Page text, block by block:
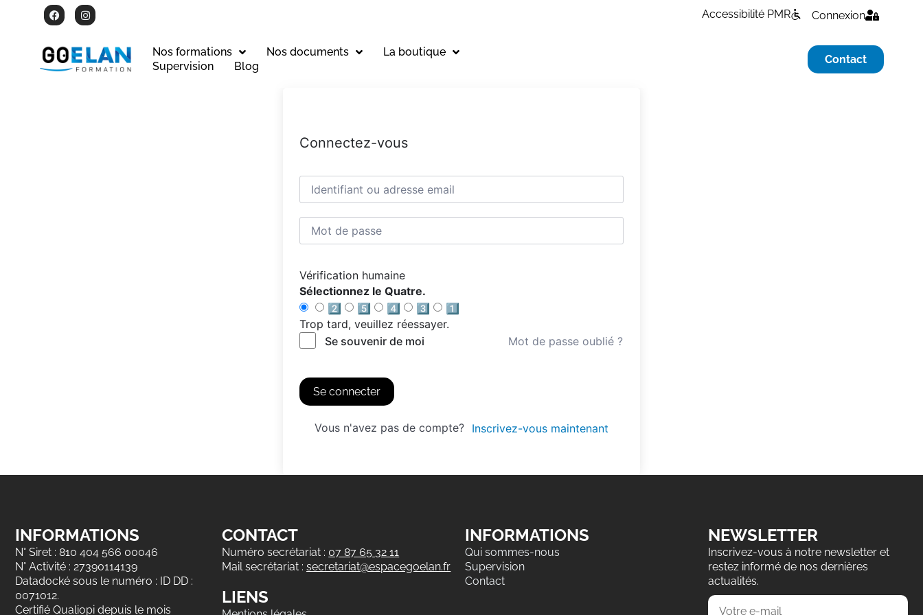
Accessibilité PMR Connexion
Nos formations Nos documents
La boutique
Supervision
Blog
Contact
Connectez-vous
Vérification humaine
Sélectionnez le Quatre.
2️⃣
5️⃣ 4️⃣ 3️⃣
1️⃣
Trop tard, veuillez réessayer.
Se souvenir de moi
Mot de passe oublié ?
Se connecter
Vous n'avez pas de compte? Inscrivez-vous maintenant
INFORMATIONS
N° Siret : 810 404 566 00046
N° Activité : 27390114139
Datadocké sous le numéro : ID DD :
0071012.
Certifié Qualiopi depuis le mois
CONTACT
Numéro secrétariat : 07 87 65 32 11
Mail secrétariat :secretariat@espacegoelan.fr
LIENS
INFORMATIONS
Qui sommes-nous
Supervision
Contact
NEWSLETTER
Inscrivez-vous à notre newsletter et
restez informé de nos dernières
actualités.